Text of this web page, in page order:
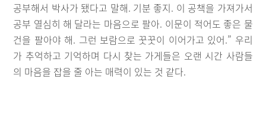
공부해서 박사가 됐다고 말해. 기분 좋지. 이 공책을 가져가서
공부 열심히 해 달라는 마음으로 팔아. 이문이 적어도 좋은 물
건을 팔아야 해. 그런 보람으로 꿋꿋이 이어가고 있어.” 우리
가 추억하고 기억하며 다시 찾는 가게들은 오랜 시간 사람들
의 마음을 잡을 줄 아는 매력이 있는 것 같다.